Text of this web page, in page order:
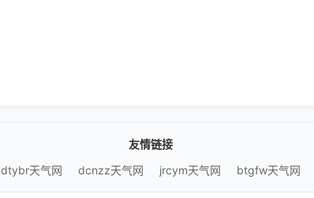
友情链接
dtybr天气网
dcnzz天气网 jrcym天气网 btgfw天气网